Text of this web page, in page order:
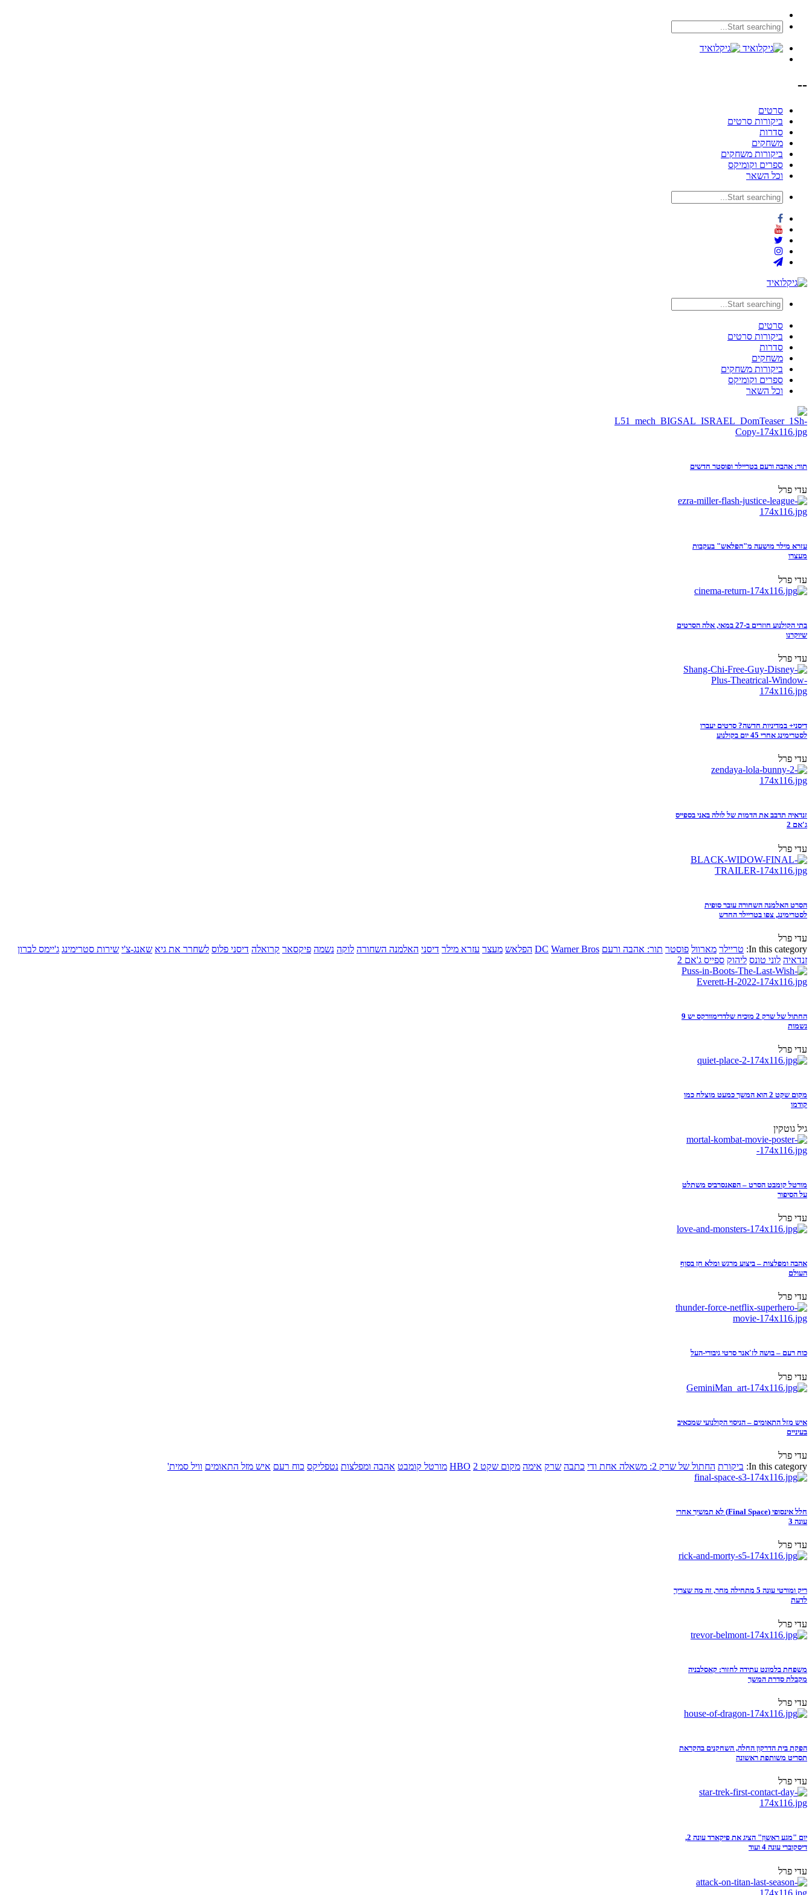
--
סרטים
ביקורות סרטים
סדרות
משחקים
ביקורות משחקים
ספרים וקומיקס
וכל השאר
סרטים
ביקורות סרטים
סדרות
משחקים
ביקורות משחקים
ספרים וקומיקס
וכל השאר
תור: אהבה ורעם בטריילר ופוסטר חדשים
עדי פרל
עזרא מילר מושעה מ"הפלאש" בעקבות
מעצרו
עדי פרל
בתי הקולנוע חוזרים ב-27 במאי, אלה הסרטים
שיוקרנו
עדי פרל
דיסני+ במדיניות חדשה? סרטים יעברו
לסטרימינג אחרי 45 יום בקולנוע
עדי פרל
זנדאיה תדבב את הדמות של לולה באני בספייס
ג'אם 2
עדי פרל
הסרט האלמנה השחורה עובר סופית
לסטרימינג, צפו בטריילר החדש
עדי פרל
In this category: טריילר מארוול פוסטר תור: אהבה ורעם DC Warner Bros הפלאש מעצר עזרא מילר דיסני האלמנה השחורה לוקה נשמה פיקסאר קרואלה דיסני פלוס לשחרר את גיא שאנג-צ'י שירות סטרימינג ג'יימס לברון
זנדאיה לוני טונס ליהוק ספייס ג'אם 2
החתול של שרק 2 מוכיח שלדרימוורקס יש 9
נשמות
עדי פרל
מקום שקט 2 הוא המשך כמעט מוצלח כמו
קודמו
גיל גוטקין
מורטל קומבט הסרט – הפאנסרביס משתלט
על הסיפור
עדי פרל
אהבה ומפלצות – ביצוע מרגש ומלא חן בסוף
העולם
עדי פרל
כוח רעם – בושה לז'אנר סרטי גיבורי-העל
עדי פרל
איש מזל התאומים – הניסוי הקולנועי שמכאיב
בעיניים
עדי פרל
In this category: ביקורת החתול של שרק 2: משאלה אחת ודי כתבה שרק אימה מקום שקט 2 HBO מורטל קומבט אהבה ומפלצות נטפליקס כוח רעם איש מזל התאומים וויל סמית'
חלל אינסופי (Final Space) לא תמשיך אחרי
עונה 3
עדי פרל
ריק ומורטי עונה 5 מתחילה מחר, זה מה שצריך
לדעת
עדי פרל
משפחת בלמונט עתידה לחזור: קאסלבניה
מקבלת סדרת המשך
עדי פרל
הפקת בית הדרקון החלה, השחקנים בהקראת
תסריט משותפת ראשונה
עדי פרל
יום "מגע ראשון" הציג את פיקארד עונה 2,
דיסקוברי עונה 4 ועוד
עדי פרל